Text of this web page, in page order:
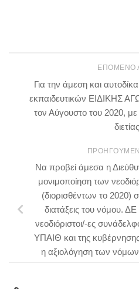
ΕΠΌΜΕΝΟ
Για την άμεση και
εκπαιδευτικών ΕΙΔΙΚΗΣ
τον Αύγουστο του 2020,
διετίας
Να προβεί άμεσα η
μονιμοποίηση των
(διορισθέντων το 2020)
διατάξεις του νόμου.
νεοδιόριστοι/-ες
ΥΠΑΙΘ και της
η αξιολόγηση των